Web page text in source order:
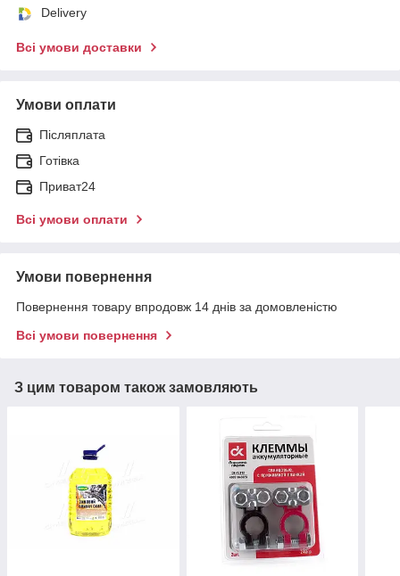
Delivery
Всі умови доставки
Умови оплати
Післяплата
Готівка
Приват24
Всі умови оплати
Умови повернення
Повернення товару впродовж 14 днів за домовленістю
Всі умови повернення
З цим товаром також замовляють